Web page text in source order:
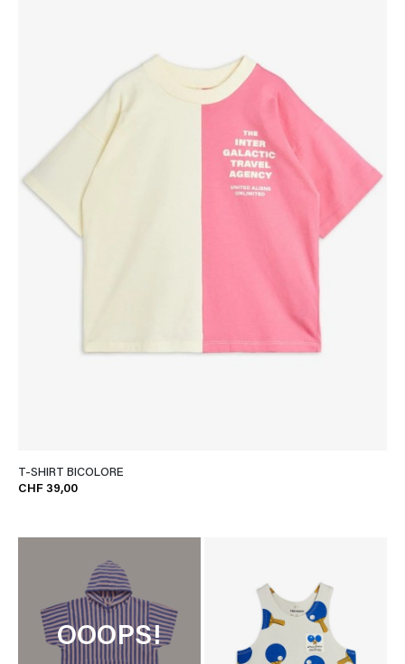
T-SHIRT BICOLORE
CHF 39,00
OOOPS!